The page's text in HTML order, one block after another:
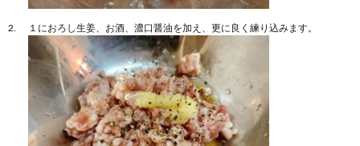
１におろし生姜、お酒、濃口醤油を加え、更に良く練り込みます。